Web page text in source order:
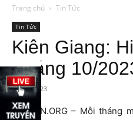
Trang chủ Tin Tức
Tin Tức
Kiên Giang:
Tháng 10/
04/10/2023
HTTLVN.ORG – Mỗi tháng